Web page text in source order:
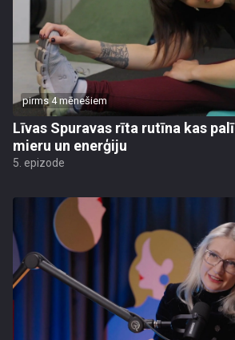
pirms 4 mēnešiem
Līvas Spuravas rīta rutīna kas
mieru un enerģiju
5. epizode